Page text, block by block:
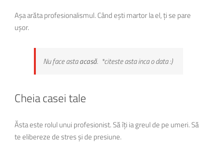
Așa arăta profesionalismul. Când ești martor la el, ți se pare
ușor.
Nu face astaacasă. *citeste asta inca o data:)
Cheia casei tale
Ăsta este rolul unui profesionist. Să îți ia greul de pe umeri. Să
te elibereze de stres și de presiune.